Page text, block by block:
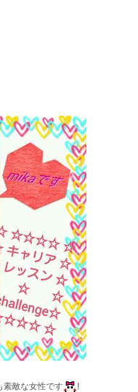
素敵な女性です
!